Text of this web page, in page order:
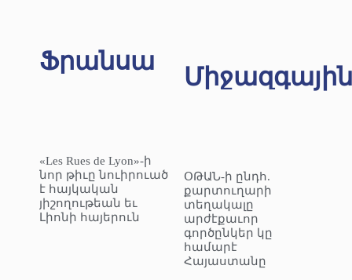
Ֆրանսա
«Les Rues de Lyon»-ի
նոր թիւը նուիրուած
է հայկական
յիշողութեան եւ
Լիոնի հայերուն
Միջազգային
ՕԹԱՆ-ի ընդհ.
քարտուղարի
տեղակալը
արժէքաւոր
գործընկեր կը
համարէ
Հայաստանը